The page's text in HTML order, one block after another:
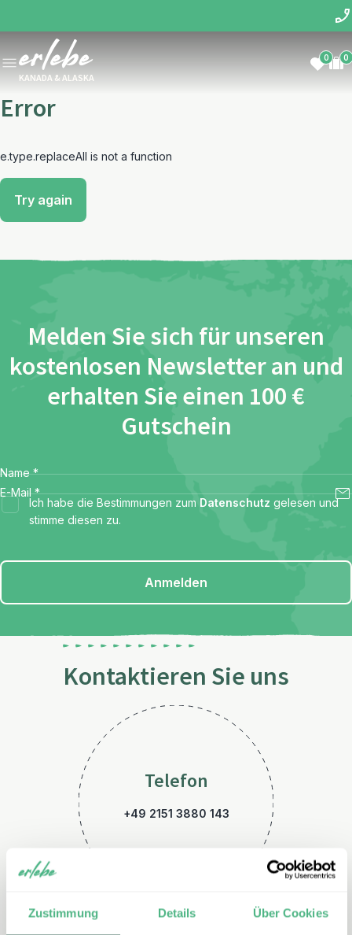
Zustimmung Details Über Cookies
KANADA & ALASKA
0 0
Error
e.type.replaceAll is not a function
Try again
Melden Sie sich für unseren
kostenlosen Newsletter an und
erhalten Sie einen 100 €
Gutschein
Name *
E-Mail *
Ich habe die Bestimmungen zum Datenschutz gelesen und
stimme diesen zu.
Anmelden
Kontaktieren Sie uns
Telefon
+49 2151 3880 143